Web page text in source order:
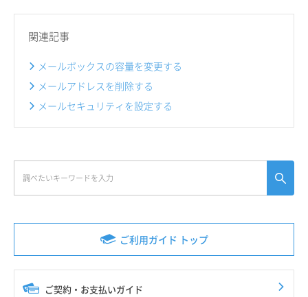
ご利用ガイド トップ
ご契約・お支払いガイド
関連記事
メールボックスの容量を変更する
メールアドレスを削除する
メールセキュリティを設定する